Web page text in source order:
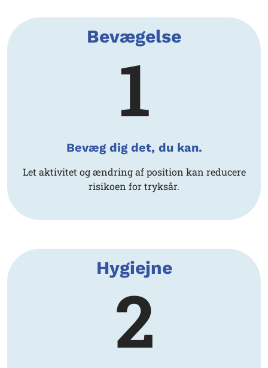
Bevægelse
1
Bevæg dig det, du kan.
Let aktivitet og ændring af position kan reducere
risikoen for tryksår.
Hygiejne
2